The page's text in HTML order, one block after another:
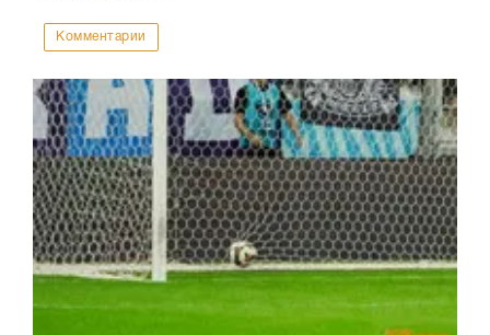
Комментарии